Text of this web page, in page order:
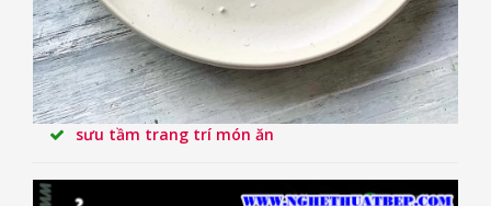
sưu tầm trang trí món ăn